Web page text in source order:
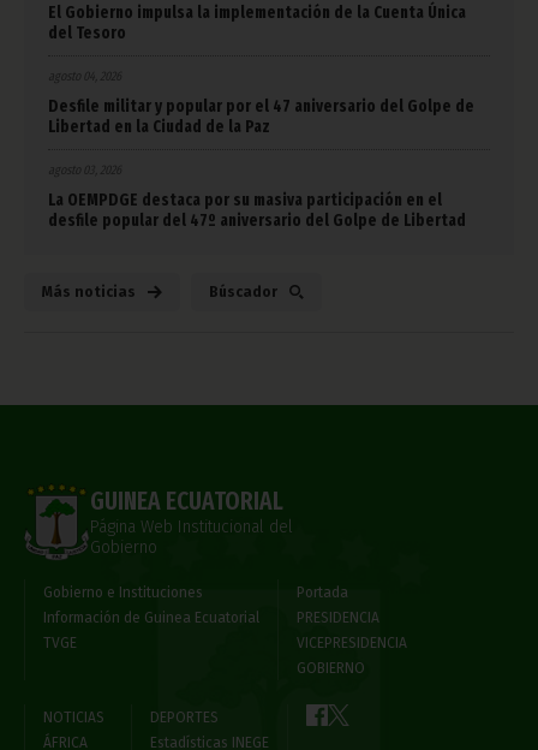
El Gobierno impulsa la implementación de la Cuenta Única
del Tesoro
agosto 04, 2026
Desfile militar y popular por el 47 aniversario del Golpe de
Libertad en la Ciudad de la Paz
agosto 03, 2026
La OEMPDGE destaca por su masiva participación en el
desfile popular del 47º aniversario del Golpe de Libertad
Más noticias Búscador
GUINEA ECUATORIAL
Página Web Institucional del
Gobierno
Gobierno e Instituciones
Información de Guinea Ecuatorial
TVGE
Portada
PRESIDENCIA
VICEPRESIDENCIA
GOBIERNO
NOTICIAS
ÁFRICA
DEPORTES
Estadísticas INEGE